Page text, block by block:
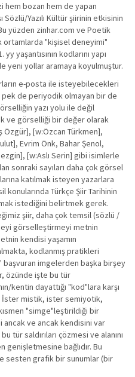
hem bozan hem de yapan
Sözlü/Yazılı Kültür şiirinin etkisinin
yüzden zinhar.com ve Poetik
ortamlarda "kişisel deneyimi"
yaşantısının kodlarını yapı
yeni yollar aramaya koyulmuştur.
e-posta ile isteyebilecekleri
pek de periyodik olmayan bir de
yazı yolu ile değil
ve görselliği bir değer olarak
Özgür], [w:Özcan Türkmen],
Evrim Önk, Bahar Şenol,
[w:Aslı Serin] gibi isimlerle
sonraki sayıları daha çok görsel
katılmak isteyen yazarlara
konularında Türkçe Şiir Tarihinin
istediğini belirtmek gerek.
şiir, daha çok temsil (sözlü /
görselleştirmeyi metnin
kendisi yaşamın
kodlanmış pratikleri
imgelerden başka birşey
özünde işte bu tür
kentin dayattığı "kod"lara karşı
İster mistik, ister semiyotik,
"simge"leştirildiği bir
ve ancak kendisini var
tür saldırıları çözmesi ve alanını
genişletmesine bağlıdır. Bu
sesten grafik bir sunumlar (bir